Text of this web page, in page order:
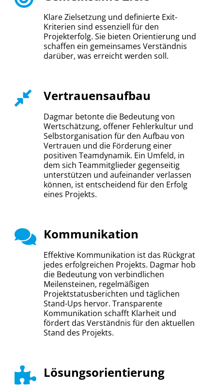
Klare Zielsetzung und definierte Exit-
Kriterien sind essenziell für den
Projekterfolg. Sie bieten Orientierung und
schaffen ein gemeinsames Verständnis
darüber, was erreicht werden soll.
Vertrauensaufbau
Dagmar betonte die Bedeutung von
Wertschätzung, offener Fehlerkultur und
Selbstorganisation für den Aufbau von
Vertrauen und die Förderung einer
positiven Teamdynamik. Ein Umfeld, in
dem sich Teammitglieder gegenseitig
unterstützen und aufeinander verlassen
können, ist entscheidend für den Erfolg
eines Projekts.
Kommunikation
Effektive Kommunikation ist das Rückgrat
jedes erfolgreichen Projekts. Dagmar hob
die Bedeutung von verbindlichen
Meilensteinen, regelmäßigen
Projektstatusberichten und täglichen
Stand-Ups hervor. Transparente
Kommunikation schafft Klarheit und
fördert das Verständnis für den aktuellen
Stand des Projekts.
Lösungsorientierung